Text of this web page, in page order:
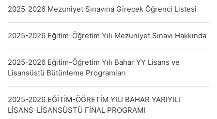
2025-2026 Mezuniyet Sınavına Girecek Öğrenci Listesi
2025-2026 Eğitim-Öğretim Yılı Mezuniyet Sınavı Hakkında
2025-2026 Eğitim-Öğretim Yılı Bahar YY Lisans ve
Lisansüstü Bütünleme Programları
2025-2026 EĞİTİM-ÖĞRETİM YILI BAHAR YARIYILI
LİSANS-LİSANSÜSTÜ FİNAL PROGRAMI